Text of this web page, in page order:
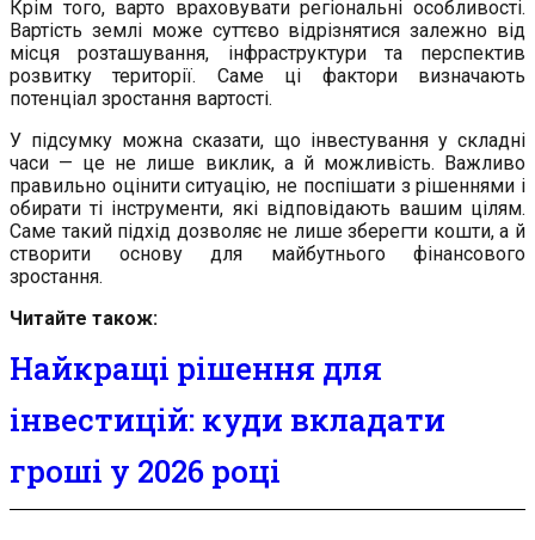
Крім того, варто враховувати регіональні особливості.
Вартість землі може суттєво відрізнятися залежно від
місця розташування, інфраструктури та перспектив
розвитку території. Саме ці фактори визначають
потенціал зростання вартості.
У підсумку можна сказати, що інвестування у складні
часи — це не лише виклик, а й можливість. Важливо
правильно оцінити ситуацію, не поспішати з рішеннями і
обирати ті інструменти, які відповідають вашим цілям.
Саме такий підхід дозволяє не лише зберегти кошти, а й
створити основу для майбутнього фінансового
зростання.
Читайте також:
Найкращі рішення для
інвестицій: куди вкладати
гроші у 2026 році